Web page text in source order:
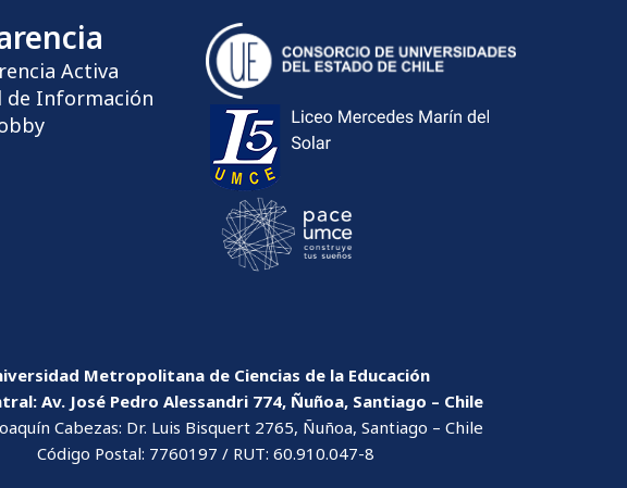
Activa
de Información
Metropolitana de Ciencias de la Educación
Av. José Pedro Alessandri 774, Ñuñoa, Santiago – Chile
Cabezas: Dr. Luis Bisquert 2765, Ñuñoa, Santiago – Chile
Código Postal: 7760197 / RUT: 60.910.047-8